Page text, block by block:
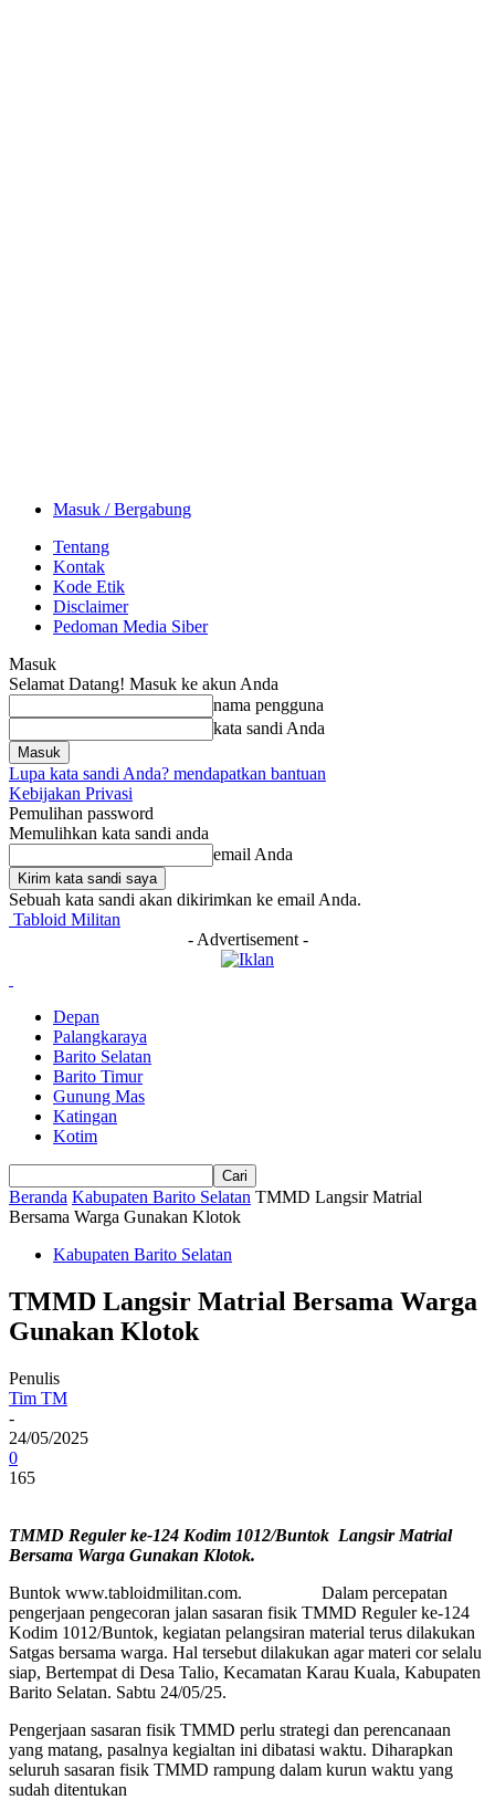
Masuk / Bergabung
Tentang
Kontak
Kode Etik
Disclaimer
Pedoman Media Siber
Masuk
Selamat Datang! Masuk ke akun Anda
nama pengguna
kata sandi Anda
Lupa kata sandi Anda? mendapatkan bantuan
Kebijakan Privasi
Pemulihan password
Memulihkan kata sandi anda
email Anda
Sebuah kata sandi akan dikirimkan ke email Anda.
Tabloid Militan
- Advertisement -
Depan
Palangkaraya
Barito Selatan
Barito Timur
Gunung Mas
Katingan
Kotim
Beranda Kabupaten Barito Selatan TMMD Langsir Matrial
Bersama Warga Gunakan Klotok
Kabupaten Barito Selatan
TMMD Langsir Matrial Bersama Warga
Gunakan Klotok
Penulis
Tim TM
-
24/05/2025
0
165
TMMD Reguler ke-124 Kodim 1012/Buntok Langsir Matrial
Bersama Warga Gunakan Klotok.
Buntok www.tabloidmilitan.com. Dalam percepatan
pengerjaan pengecoran jalan sasaran fisik TMMD Reguler ke-124
Kodim 1012/Buntok, kegiatan pelangsiran material terus dilakukan
Satgas bersama warga. Hal tersebut dilakukan agar materi cor selalu
siap, Bertempat di Desa Talio, Kecamatan Karau Kuala, Kabupaten
Barito Selatan. Sabtu 24/05/25.
Pengerjaan sasaran fisik TMMD perlu strategi dan perencanaan
yang matang, pasalnya kegialtan ini dibatasi waktu. Diharapkan
seluruh sasaran fisik TMMD rampung dalam kurun waktu yang
sudah ditentukan